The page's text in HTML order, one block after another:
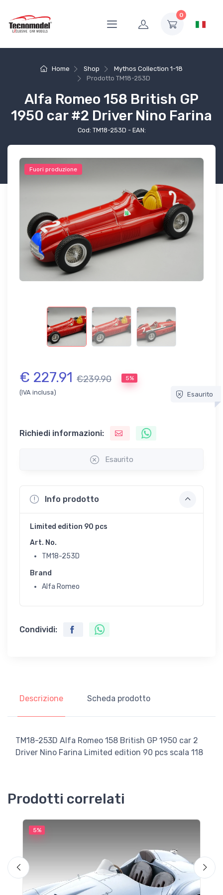
0
Home Shop
Mythos Collection 1-18
ProdottoTM18-253D
Alfa Romeo 158 British GP
1950 car #2 Driver Nino Farina
Cod: TM18-253D - EAN:
Fuori produzione
€ 227.91 €239.90 5%
(IVA inclusa) Esaurito
Richiedi informazioni:
Esaurito
Info prodotto
Limited edition 90 pcs
Art. No.
TM18-253D
Brand
Alfa Romeo
Condividi:
Descrizione Scheda prodotto
TM18-253D Alfa Romeo 158 British GP 1950 car 2
Driver Nino Farina Limited edition 90 pcs scala 118
Prodotti correlati
5%